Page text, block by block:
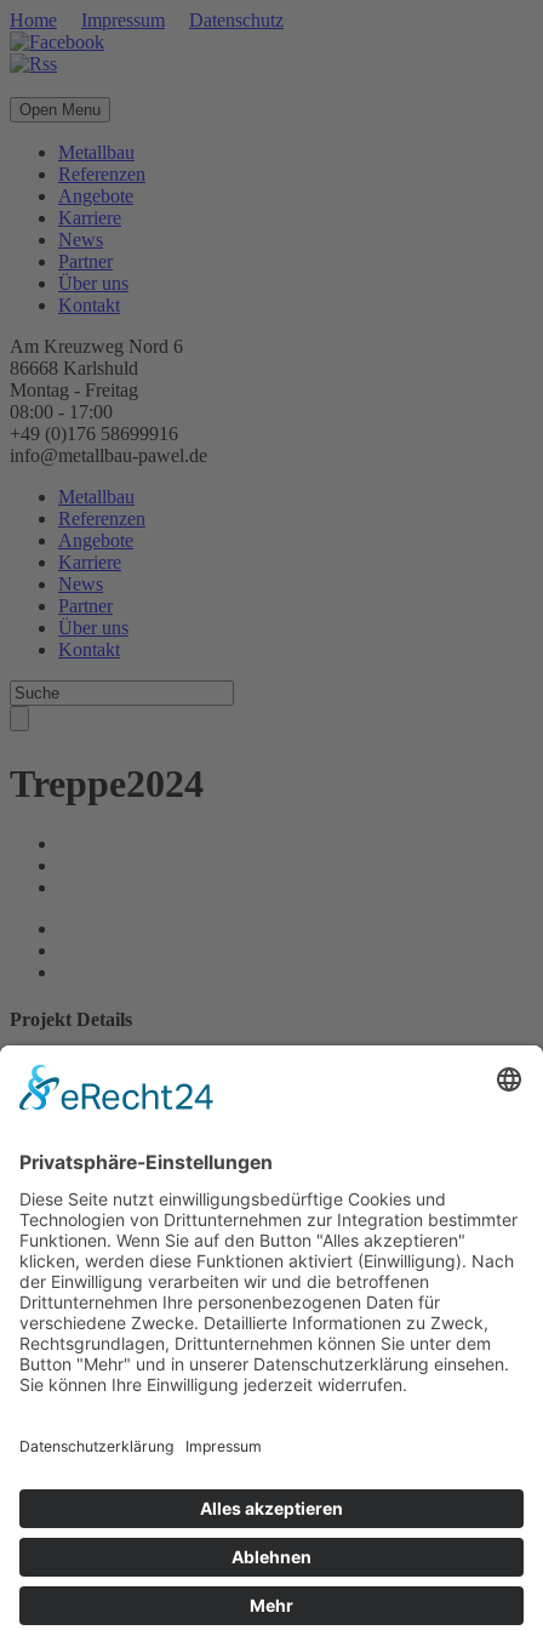
Home Impressum Datenschutz
Open Menu
Metallbau
Referenzen
Angebote
Karriere
News
Partner
Über uns
Kontakt
Am Kreuzweg Nord 6
86668 Karlshuld
Montag - Freitag
08:00 - 17:00
+49 (0)176 58699916
info@metallbau-pawel.de
Metallbau
Referenzen
Angebote
Karriere
News
Partner
Über uns
Kontakt
Treppe2024
Projekt Details
vorherig
Kontakt
Meisterbetrieb Metallbau Manuel Pawel
86668 Karlshuld
Telefon: +49 (0)176 58699916
E-Mail:info@metallbau-pawel.de
Projekte